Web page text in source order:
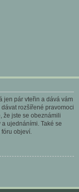
jen pár vteřin a dává vám
rozšířené pravomoci
že jste se obeznámili
ujednáními. Také se
objeví.